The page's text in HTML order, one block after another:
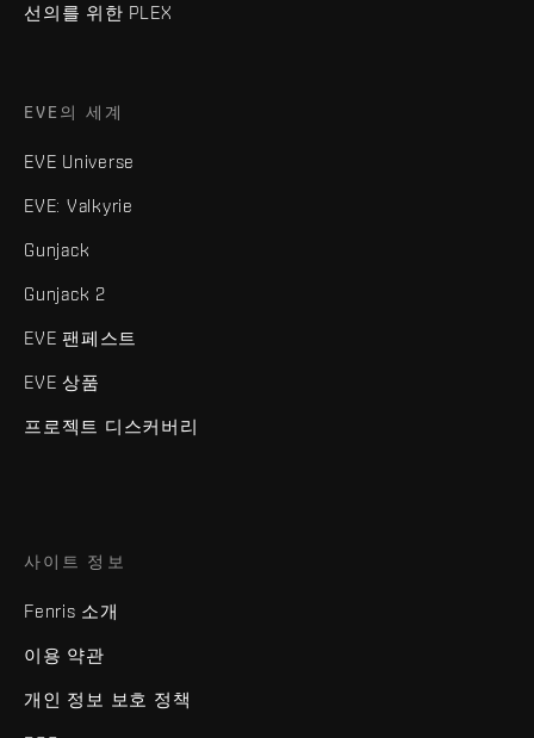
선의를 위한 PLEX
EVE의 세계
EVE Universe
EVE: Valkyrie
Gunjack
Gunjack 2
EVE 팬페스트
EVE 상품
프로젝트 디스커버리
사이트 정보
Fenris 소개
이용 약관
개인 정보 보호 정책